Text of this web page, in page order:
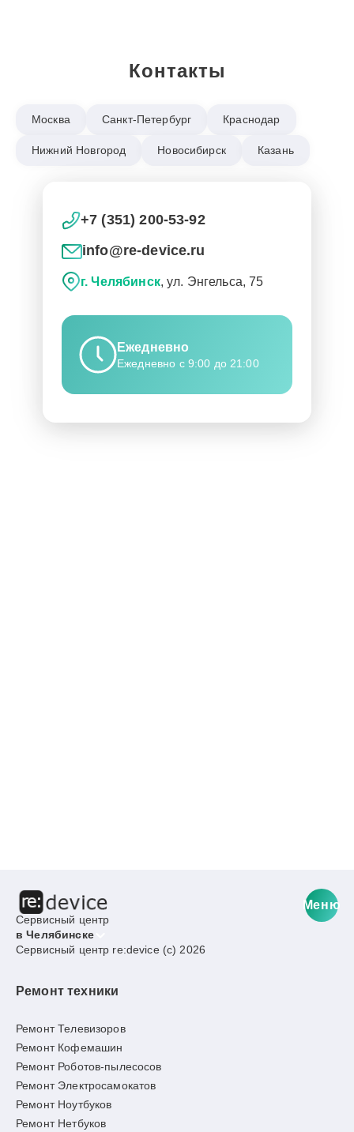
Контакты
Москва Санкт-Петербург Краснодар
Нижний Новгород Новосибирск Казань
+7 (351) 200-53-92
info@re-device.ru
г. Челябинск, ул. Энгельса, 75
Ежедневно
Ежедневно с 9:00 до 21:00
Сервисный центр
в Челябинске
Меню
Сервисный центр re:device (c) 2026
Ремонт техники
Ремонт Телевизоров
Ремонт Кофемашин
Ремонт Роботов-пылесосов
Ремонт Электросамокатов
Ремонт Ноутбуков
Ремонт Нетбуков